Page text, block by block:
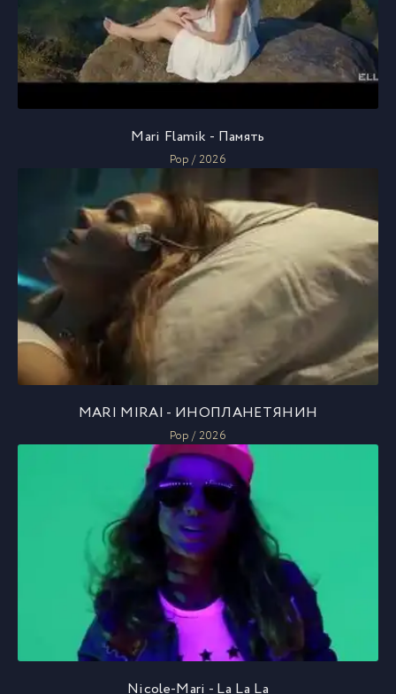
Mari Flamik - Память
Pop / 2026
MARI MIRAI - ИНОПЛАНЕТЯНИН
Pop / 2026
Nicole-Mari - La La La